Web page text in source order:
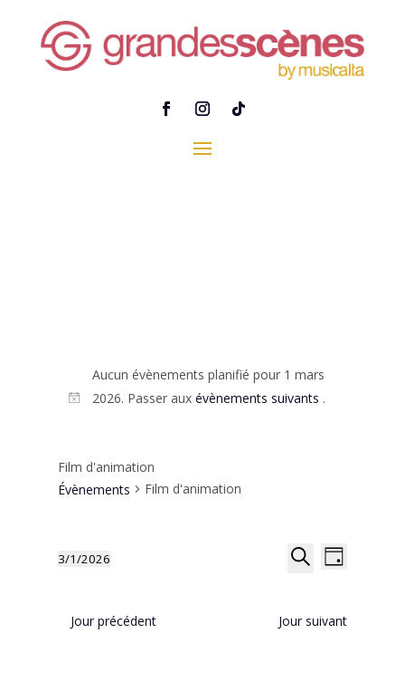
Aucun évènements planifié pour 1 mars
2026. Passer aux évènements suivants .
Film d'animation
Évènements
Film d'animation
Recherche
de
de
Jour
3/1/2026
date.
Jour précédent Jour suivant